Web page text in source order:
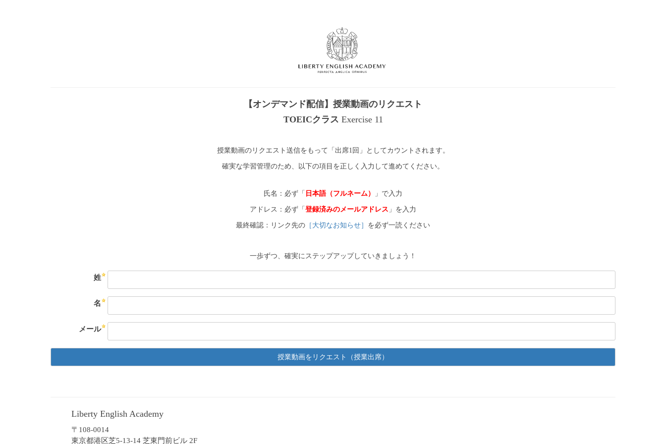
【オンデマンド配信】授業動画のリクエスト
TOEICクラス Exercise 11
授業動画のリクエスト送信をもって「出席1回」としてカウントされます。
確実な学習管理のため、以下の項目を正しく入力して進めてください。
氏名：必ず「 日本語（フルネーム）
」で入力
アドレス：必ず「登録済みのメールアドレス 」を入力
最終確認：リンク先の ［大切なお知らせ］ を必ず一読ください
一歩ずつ、確実にステップアップしていきましょう！
姓
名
メール
Liberty English Academy
〒108-0014
東京都港区芝5-13-14 芝東門前ビル 2F